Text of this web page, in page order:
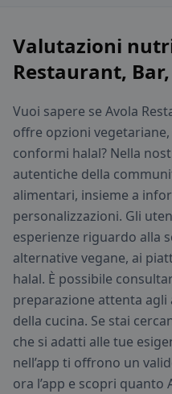
Valutazioni
Restaurant,
Vuoi sapere se Avola
offre opzioni
conformi halal? Nella
autentiche della
alimentari, insieme a
personalizzazioni. Gli
esperienze riguardo alla
alternative vegane, ai
halal. È possibile
preparazione attenta agli
della cucina. Se stai
che si adatti alle tue
nell’app ti offrono un
ora l’app e scopri quanto